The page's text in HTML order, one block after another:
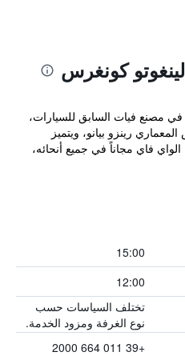
كونغرس
في مصنع فيات السابق للسيارات،
رينزو بيانو، ويتميز
فاي مجاناً في جميع أنحائه،
15:00
12:00
تختلف السياسات حسب
نوع الغرفة ومزود الخدمة.
+39 011 664 2000